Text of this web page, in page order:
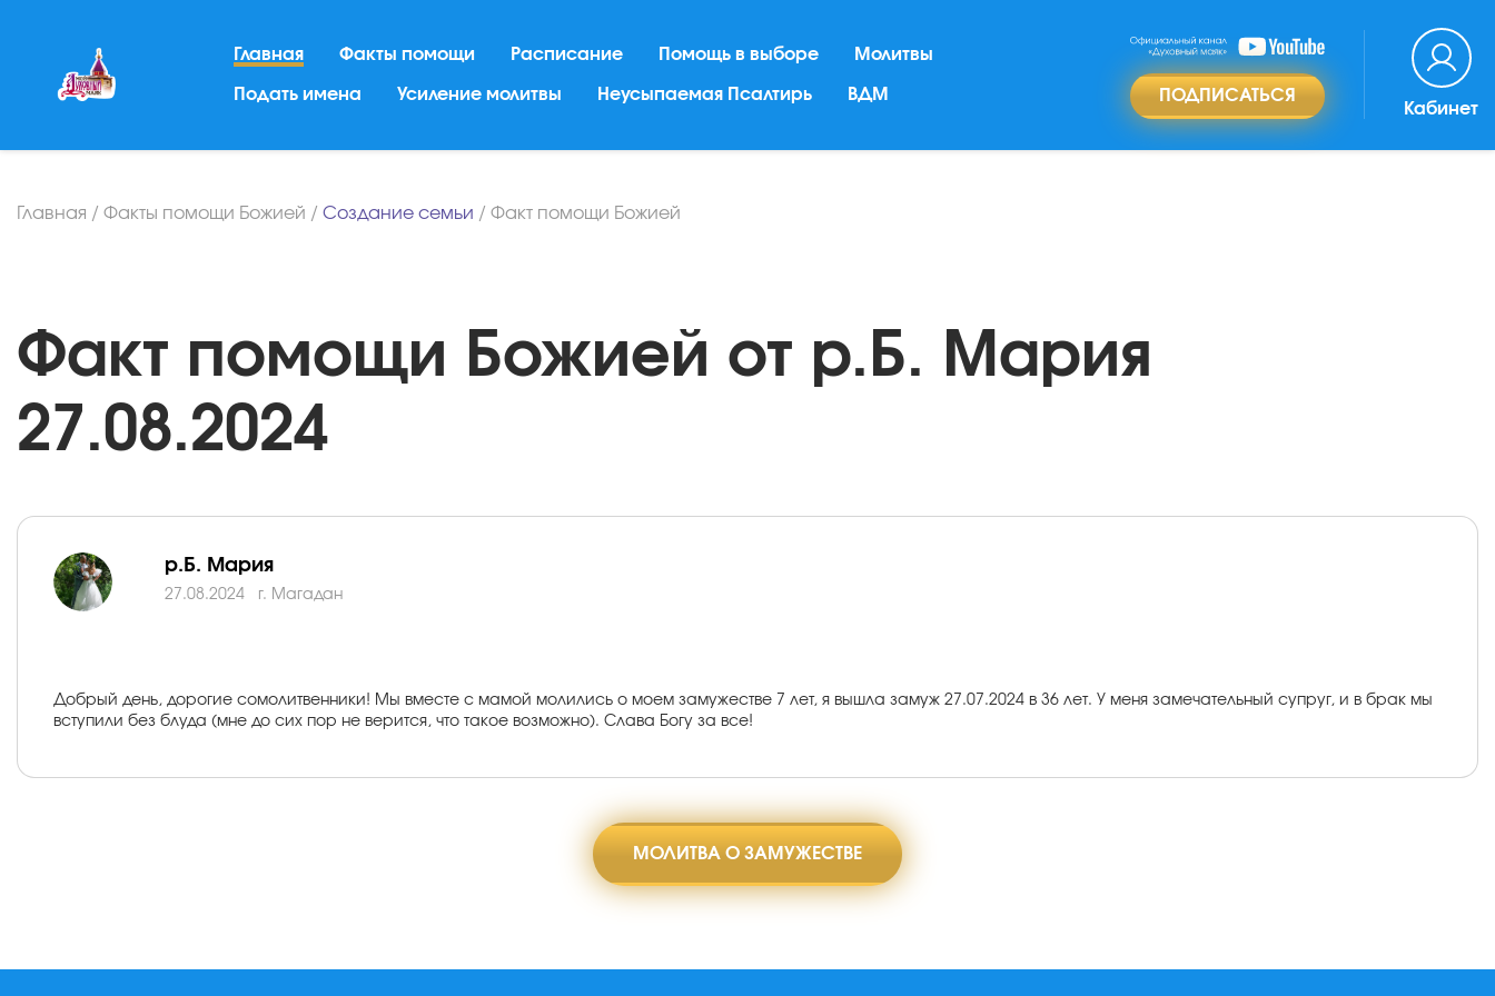
Главная Факты помощи Расписание Помощь в выборе Молитвы
Подать имена Усиление молитвы Неусыпаемая Псалтирь ВДМ ПОДПИСАТЬСЯ
Кабинет
Главная / Факты помощи Божией / Создание семьи / Факт помощи Божией
Факт помощи Божией от р.Б. Мария
27.08.2024
р.Б. Мария
27.08.2024 г. Магадан
Добрый день, дорогие сомолитвенники! Мы вместе с мамой молились о моем замужестве 7 лет, я вышла замуж 27.07.2024 в 36 лет. У меня замечательный супруг, и в брак мы
вступили без блуда (мне до сих пор не верится, что такое возможно). Слава Богу за все!
МОЛИТВА О ЗАМУЖЕСТВЕ